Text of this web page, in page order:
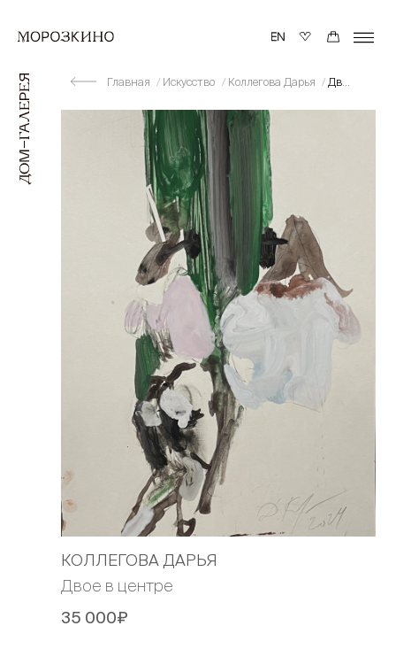
Главная Искусство Коллегова Дарья Двое в центре
КОЛЛЕГОВА ДАРЬЯ
Двое в центре
35 000₽